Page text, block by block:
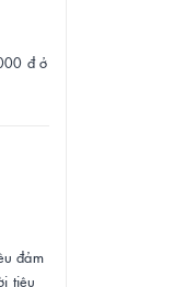
đ ở
đảm
tiêu